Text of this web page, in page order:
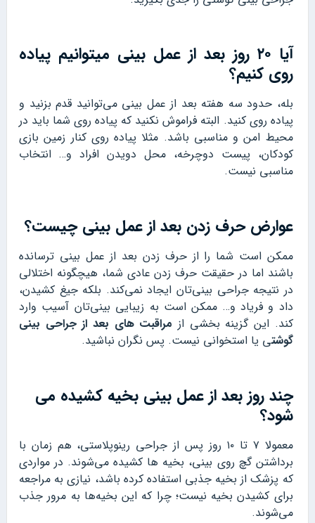
آیا ۲۰ روز بعد از عمل بینی میتوانیم پیاده
روی کنیم؟
بله، حدود سه هفته بعد از عمل بینی می‌توانید قدم بزنید و
پیاده روی کنید. البته فراموش نکنید که پیاده روی شما باید در
محیط امن و مناسبی باشد. مثلا پیاده روی کنار زمین بازی
کودکان، پیست دوچرخه، محل دویدن افراد و… انتخاب
مناسبی نیست.
عوارض حرف زدن بعد از عمل بینی چیست؟
ممکن است شما را از حرف زدن بعد از عمل بینی ترسانده
باشند اما در حقیقت حرف زدن عادی شما، هیچگونه اختلالی
در نتیجه جراحی بینی‌تان ایجاد نمی‌کند. بلکه جیغ کشیدن،
داد و فریاد و… ممکن است به زیبایی بینی‌تان آسیب وارد
کند. این گزینه بخشی از مراقبت های بعد از جراحی بینی
گوشتی یا استخوانی نیست. پس نگران نباشید.
چند روز بعد از عمل بینی بخیه کشیده می
شود؟
معمولا ۷ تا ۱۰ روز پس از جراحی رینوپلاستی، هم زمان با
برداشتن گچ روی بینی، بخیه ها کشیده می‌شوند. در مواردی
که پزشک از بخیه جذبی استفاده کرده باشد، نیازی به مراجعه
برای کشیدن بخیه نیست؛ چرا که این بخیه‎‌ها به مرور جذب
می‌شوند.